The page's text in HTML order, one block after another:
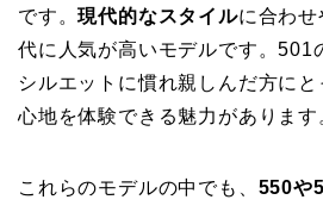
です。現代的なスタイルに合わせ
代に人気が高いモデルです。501
シルエットに慣れ親しんだ方に
心地を体験できる魅力があります
これらのモデルの中でも、 550や